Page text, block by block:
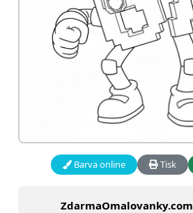
Barva online Tisk
ZdarmaOmalovanky.com